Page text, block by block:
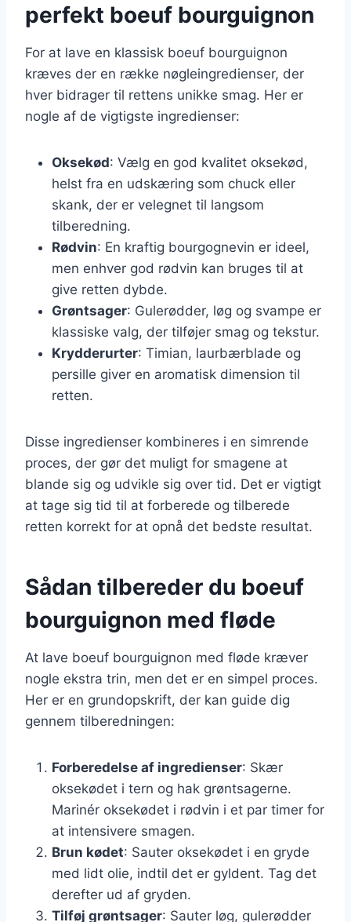
perfekt boeuf bourguignon
For at lave en klassisk boeuf bourguignon
kræves der en række nøgleingredienser, der
hver bidrager til rettens unikke smag. Her er
nogle af de vigtigste ingredienser:
Oksekød: Vælg en god kvalitet oksekød,
helst fra en udskæring som chuck eller
skank, der er velegnet til langsom
tilberedning.
Rødvin: En kraftig bourgognevin er ideel,
men enhver god rødvin kan bruges til at
give retten dybde.
Grøntsager: Gulerødder, løg og svampe er
klassiske valg, der tilføjer smag og tekstur.
Krydderurter: Timian, laurbærblade og
persille giver en aromatisk dimension til
retten.
Disse ingredienser kombineres i en simrende
proces, der gør det muligt for smagene at
blande sig og udvikle sig over tid. Det er vigtigt
at tage sig tid til at forberede og tilberede
retten korrekt for at opnå det bedste resultat.
Sådan tilbereder du boeuf
bourguignon med fløde
At lave boeuf bourguignon med fløde kræver
nogle ekstra trin, men det er en simpel proces.
Her er en grundopskrift, der kan guide dig
gennem tilberedningen:
Forberedelse af ingredienser: Skær
oksekødet i tern og hak grøntsagerne.
Marinér oksekødet i rødvin i et par timer for
at intensivere smagen.
Brun kødet: Sauter oksekødet i en gryde
med lidt olie, indtil det er gyldent. Tag det
derefter ud af gryden.
Tilføj grøntsager: Sauter løg, gulerødder